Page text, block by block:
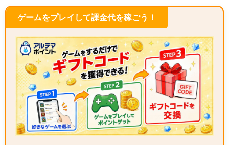
ゲームをプレイして課金代を稼ごう！